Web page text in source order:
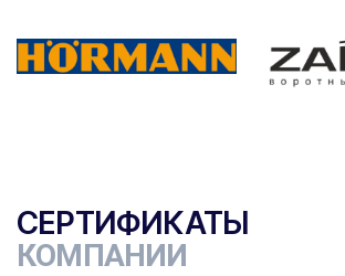
СЕРТИФИКАТЫ
КОМПАНИИ